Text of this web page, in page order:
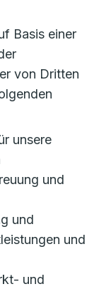
Basis einer
von Dritten
unsere
und
und
und
und